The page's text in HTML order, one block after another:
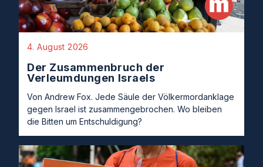
4. August 2026
Der Zusammenbruch der
Verleumdungen Israels
Von Andrew Fox. Jede Säule der Völkermordanklage
gegen Israel ist zusammengebrochen. Wo bleiben
die Bitten um Entschuldigung?